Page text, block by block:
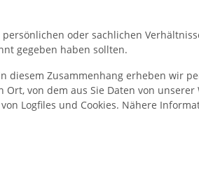
oder sachlichen
gegeben haben sollten.
Zusammenhang erheben wir
von dem aus Sie Daten von
Logfiles und Cookies. Nähere